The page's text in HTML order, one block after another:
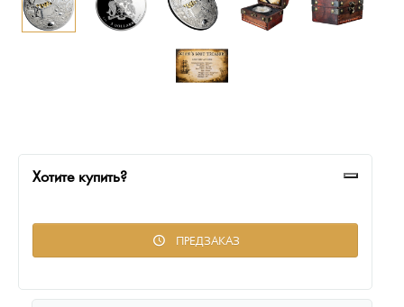
Русская нумизматика
Наборы подарочных и коллекционных монет
Хотите купить?
ПРЕДЗАКАЗ